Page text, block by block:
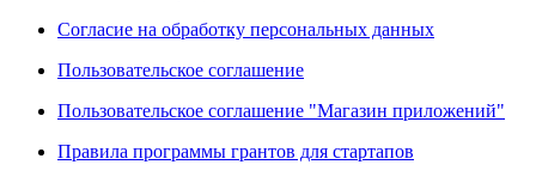
Согласие на обработку персональных данных
Пользовательское соглашение
Пользовательское соглашение "Магазин приложений"
Правила программы грантов для стартапов